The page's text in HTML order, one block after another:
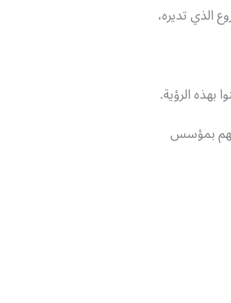
الذي تديره،
بهذه الرؤية.
بمؤسس